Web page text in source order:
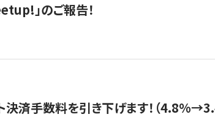
」のご報告！
決済手数料を引き下げます！（